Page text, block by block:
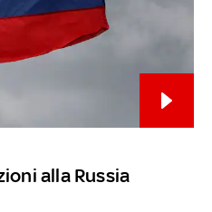
alla Russia